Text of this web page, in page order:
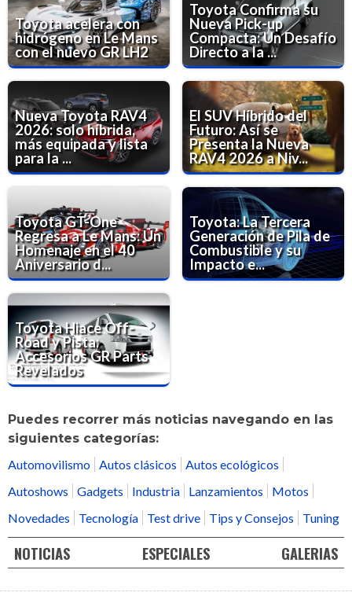
Toyota acelera con
hidrógeno en Le Mans
con el nuevo GR LH2
Toyota Confirma su
Nueva Pick-up
Compacta: Un Desafío
Directo a la ...
Nueva Toyota RAV4
2026: solo híbrida,
más equipada y lista
para la ...
El SUV Híbrido del
Futuro: Así se
Presenta la Nueva
RAV4 2026 a Niv...
Toyota GT-One
Regresa a Le Mans: Un
Homenaje en el 40
Aniversario d...
Toyota: La Tercera
Generación de Pila de
Combustible y su
Impacto e...
Toyota Hiace Off-
Road y Pista:
Accesorios GR Parts
Revelados
Puedes recorrer más noticias navegando en las
siguientes categorías:
Automovilismo Autos clásicos
Autos ecológicos
Autoshows
Gadgets Industria Lanzamientos
Motos
Novedades
Tecnología Test drive Tips y Consejos Tuning
NOTICIAS ESPECIALES GALERIAS